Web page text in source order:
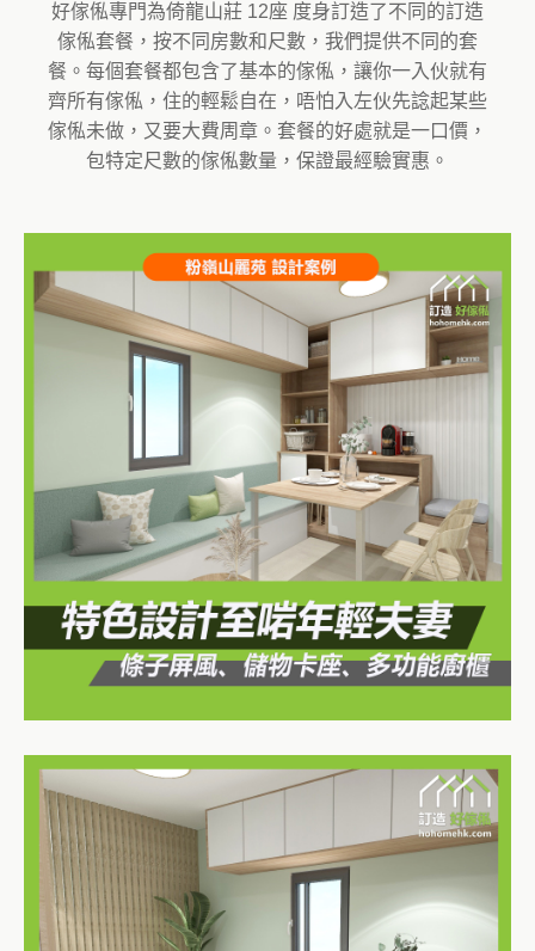
好傢俬專門為倚龍山莊 12座 度身訂造了不同的訂造
傢俬套餐，按不同房數和尺數，我們提供不同的套
餐。每個套餐都包含了基本的傢俬，讓你一入伙就有
齊所有傢俬，住的輕鬆自在，唔怕入左伙先諗起某些
傢俬未做，又要大費周章。套餐的好處就是一口價，
包特定尺數的傢俬數量，保證最經驗實惠。